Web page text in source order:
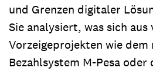
und Grenzen digitaler
Sie analysiert, was sich
Vorzeigeprojekten wie dem
Bezahlsystem M-Pesa